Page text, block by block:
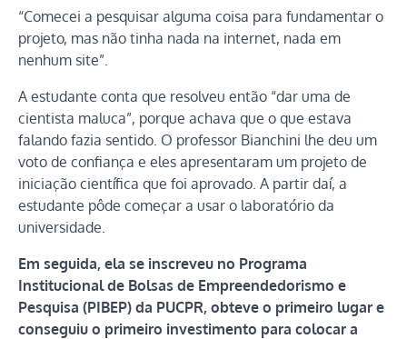
“Comecei a pesquisar alguma coisa para fundamentar o
projeto, mas não tinha nada na internet, nada em
nenhum site”.
A estudante conta que resolveu então “dar uma de
cientista maluca”, porque achava que o que estava
falando fazia sentido. O professor Bianchini lhe deu um
voto de confiança e eles apresentaram um projeto de
iniciação científica que foi aprovado. A partir daí, a
estudante pôde começar a usar o laboratório da
universidade.
Em seguida, ela se inscreveu no Programa
Institucional de Bolsas de Empreendedorismo e
Pesquisa (PIBEP) da PUCPR, obteve o primeiro lugar e
conseguiu o primeiro investimento para colocar a